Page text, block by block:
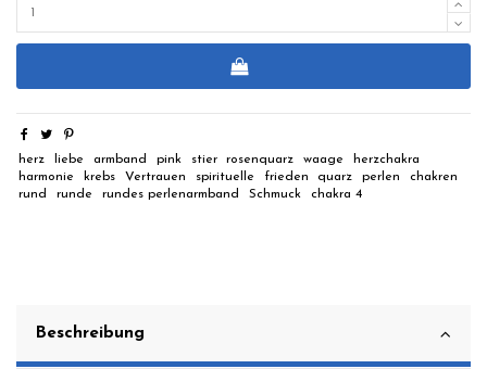
herz liebe armband pink stier rosenquarz waage
herzchakra
harmonie
krebs Vertrauen spirituelle frieden quarz perlen
chakren
rund
runde rundes perlenarmband Schmuck chakra 4
Beschreibung